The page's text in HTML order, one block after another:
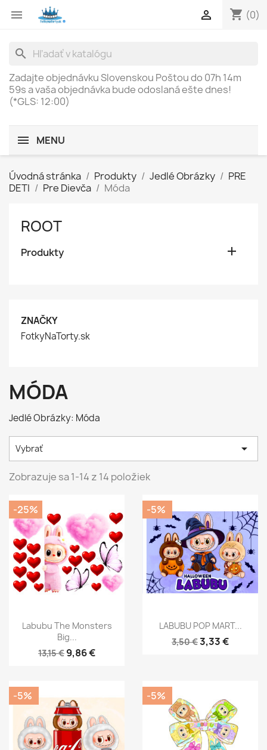
 shopping_cart (0)

search
Zadajte objednávku Slovenskou Poštou do 07h 14m
59sa vaša objednávka bude odoslaná ešte dnes!
(*GLS: 12:00)
MENU
Úvodná stránka Produkty Jedlé Obrázky
PRE
DETI
Pre Dievča Móda
ROOT
Produkty 
ZNAČKY
FotkyNaTorty.sk
MÓDA
Jedlé Obrázky: Móda
Vybrať 
Zobrazuje sa 1-14 z 14 položiek
Labubu The Monsters
Big...
13,15 € 9,86 €
-25%
LABUBU POP MART...
3,50 €3,33 €
-5%
-5% -5%